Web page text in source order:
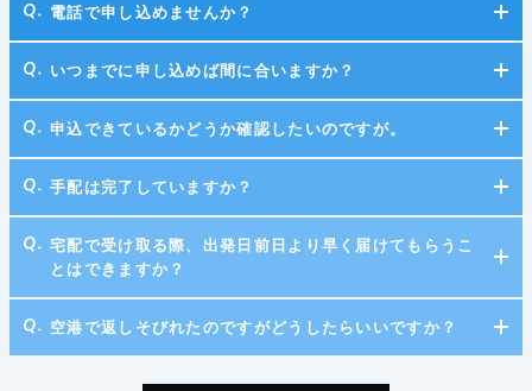
電話で申し込めませんか？
いつまでに申し込めば間に合いますか？
申込できているかどうか確認したいのですが。
手配は完了していますか？
宅配で受け取る際、出発日前日より早く届けてもらうこ
とはできますか？
空港で返しそびれたのですがどうしたらいいですか？